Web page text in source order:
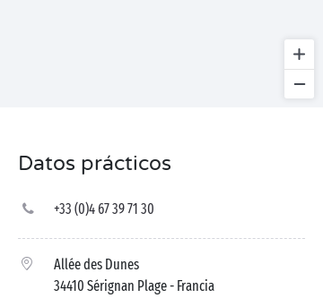
Datos prácticos
+33 (0)4 67 39 71 30
Allée des Dunes
34410 Sérignan Plage- Francia